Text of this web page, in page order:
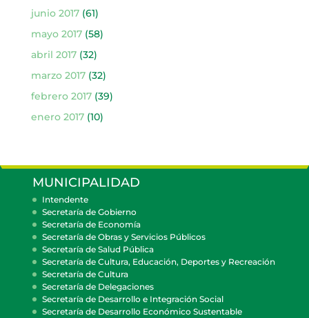
junio 2017(61)
mayo 2017(58)
abril 2017(32)
marzo 2017(32)
febrero 2017(39)
enero 2017(10)
MUNICIPALIDAD
Intendente
Secretaría de Gobierno
Secretaría de Economía
Secretaría de Obras y Servicios Públicos
Secretaría de Salud Pública
Secretaría de Cultura, Educación, Deportes y Recreación
Secretaría de Cultura
Secretaría de Delegaciones
Secretaría de Desarrollo e Integración Social
Secretaría de Desarrollo Económico Sustentable